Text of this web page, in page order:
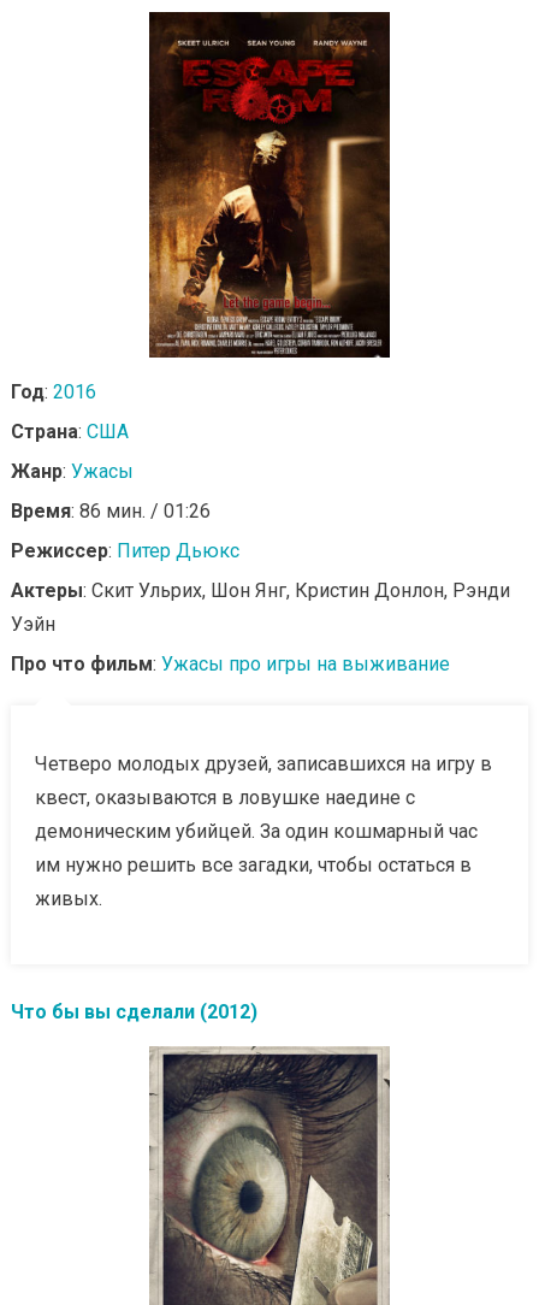
Год: 2016
Страна: США
Жанр: Ужасы
Время: 86 мин. / 01:26
Режиссер: Питер Дьюкс
Актеры: Скит Ульрих, Шон Янг, Кристин Донлон, Рэнди
Уэйн
Про что фильм: Ужасы про игры на выживание
Четверо молодых друзей, записавшихся на игру в
квест, оказываются в ловушке наедине с
демоническим убийцей. За один кошмарный час
им нужно решить все загадки, чтобы остаться в
живых.
Что бы вы сделали (2012)